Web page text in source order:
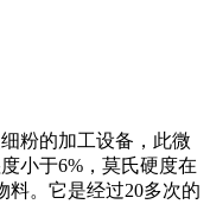
粉的加工设备，此微
小于6%，莫氏硬度在
料。它是经过20多次的